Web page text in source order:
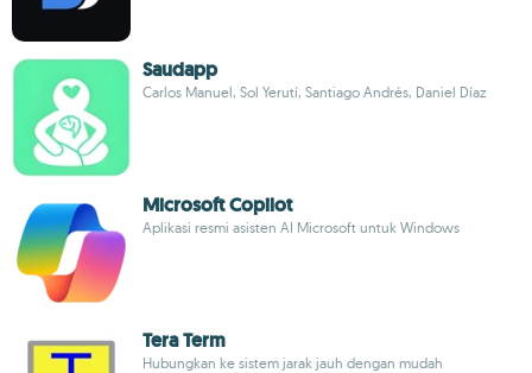
Saudapp
Carlos Manuel, Sol Yerutí, Santiago Andrés, Daniel Díaz
Microsoft Copilot
Aplikasi resmi asisten AI Microsoft untuk Windows
Tera Term
Hubungkan ke sistem jarak jauh dengan mudah